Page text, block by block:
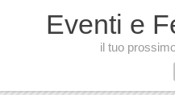
Eventi e
il tuo